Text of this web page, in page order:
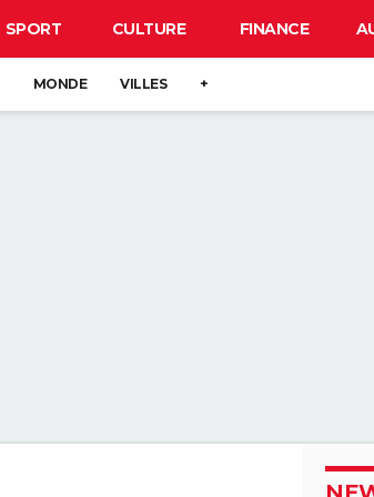
SPORT CULTURE FINANCE
MONDE VILLES +